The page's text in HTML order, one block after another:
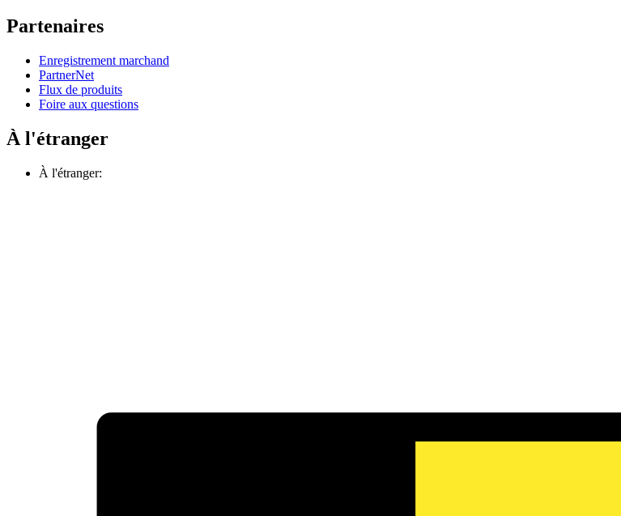
Partenaires
Enregistrement marchand
PartnerNet
Flux de produits
Foire aux questions
À l'étranger
À l'étranger: